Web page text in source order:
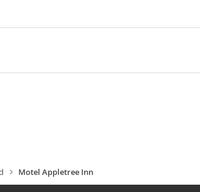
Motel Appletree Inn